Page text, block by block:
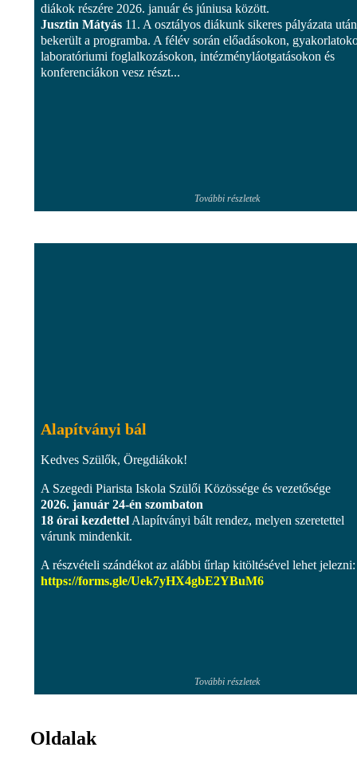
diákok részére 2026. január és júniusa között.
Jusztin Mátyás 11. A osztályos diákunk sikeres pályázata után
bekerült a programba. A félév során előadásokon,
laboratóriumi foglalkozásokon, intézményláotgatásokon és
konferenciákon vesz részt...
További részletek
Alapítványi bál
Kedves Szülők, Öregdiákok!
A Szegedi Piarista Iskola Szülői Közössége és vezetősége
2026. január 24-én szombaton
18 órai kezdettel Alapítványi bált rendez, melyen szeretettel
várunk mindenkit.
A részvételi szándékot az alábbi űrlap kitöltésével lehet jelezni:
https://forms.gle/Uek7yHX4gbE2YBuM6
További részletek
Oldalak